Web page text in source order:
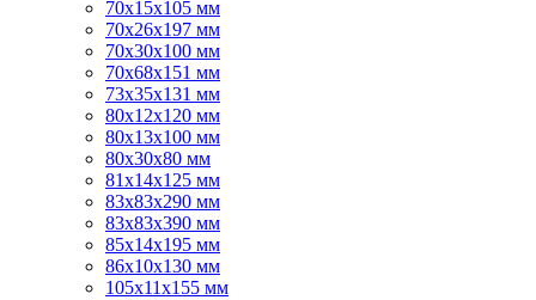
70х15х105 мм
70х26х197 мм
70х30х100 мм
70х68х151 мм
73х35х131 мм
80х12х120 мм
80х13х100 мм
80х30х80 мм
81х14х125 мм
83х83х290 мм
83х83х390 мм
85х14х195 мм
86х10х130 мм
105х11х155 мм